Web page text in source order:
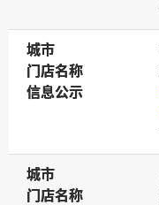
城市
城市
门店名称
门店名称
信息公示
信息公示
城市
城市
门店名称
门店名称